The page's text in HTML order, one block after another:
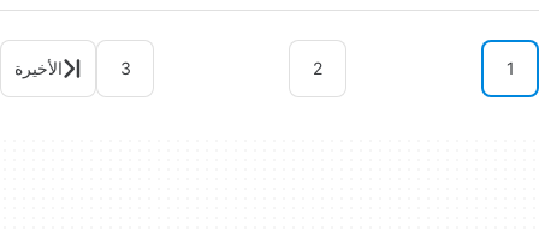
1
2
3 الأخيرة